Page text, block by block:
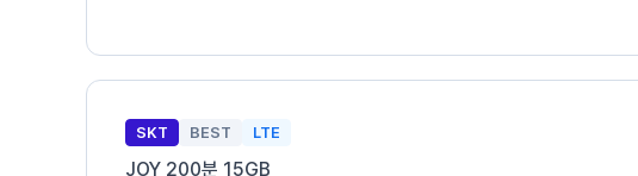
SKT BEST LTE
JOY 200분 15GB